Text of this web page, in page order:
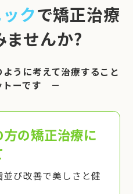
で診療してい
す クで矯正治療
ませんか?
ように考えて治療すること
トーです －
方の矯正治療に
並び改善で美しさと健